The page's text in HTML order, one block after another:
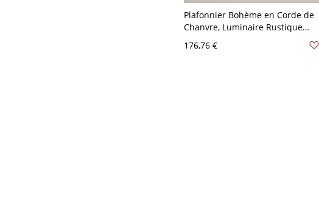
Plafonnier Bohème en Corde de
Chanvre, Luminaire Rustique
Semi-Encastré - 110 V-120 V 40,64
cm
176,76 €